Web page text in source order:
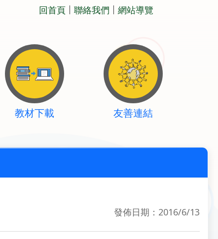
回首頁 聯絡我們 網站導覽
教材下載 友善連結
發佈日期：2016/6/13